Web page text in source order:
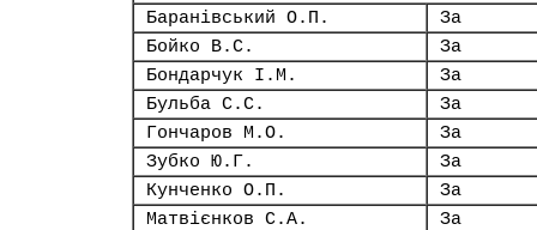
Баранівський О.П.
За
Бойко В.С.
За
Бондарчук І.М.
За
Бульба С.С.
За
Гончаров М.О.
За
Зубко Ю.Г.
За
Кунченко О.П.
За
Матвієнков С.А.
За